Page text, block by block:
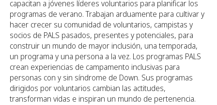
capacitan a jóvenes líderes voluntarios para planificar los
programas de verano. Trabajan arduamente para cultivar y
hacer crecer su comunidad de voluntarios, campistas y
socios de PALS pasados, presentes y potenciales, para
construir un mundo de mayor inclusión, una temporada,
un programa y una persona a la vez. Los programas PALS
crean experiencias de campamento inclusivas para
personas con y sin síndrome de Down. Sus programas
dirigidos por voluntarios cambian las actitudes,
transforman vidas e inspiran un mundo de pertenencia.